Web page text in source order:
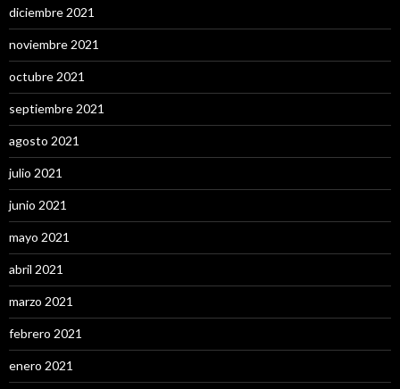
diciembre 2021
noviembre 2021
octubre 2021
septiembre 2021
agosto 2021
julio 2021
junio 2021
mayo 2021
abril 2021
marzo 2021
febrero 2021
enero 2021